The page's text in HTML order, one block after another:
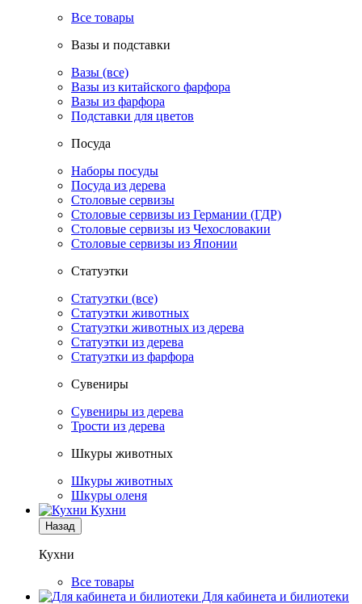
Все товары
Вазы и подставки
Вазы (все)
Вазы из китайского фарфора
Вазы из фарфора
Подставки для цветов
Посуда
Наборы посуды
Посуда из дерева
Столовые сервизы
Столовые сервизы из Германии (ГДР)
Столовые сервизы из Чехословакии
Столовые сервизы из Японии
Статуэтки
Статуэтки (все)
Статуэтки животных
Статуэтки животных из дерева
Статуэтки из дерева
Статуэтки из фарфора
Сувениры
Сувениры из дерева
Трости из дерева
Шкуры животных
Шкуры животных
Шкуры оленя
Кухни
Назад
Кухни
Все товары
Для кабинета и билиотеки